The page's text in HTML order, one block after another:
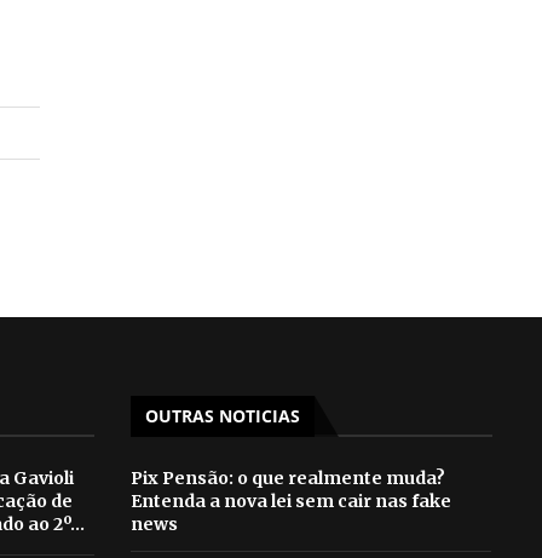
Gavioli
de
ao 2º...
OUTRAS NOTICIAS
Pix Pensão: o que realmente muda?
Entenda a nova lei sem cair nas fake
news